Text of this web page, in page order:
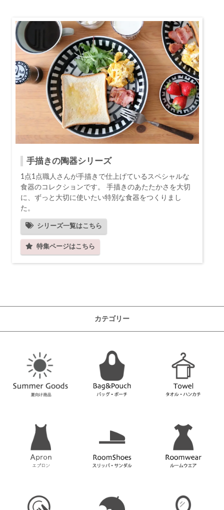
手描きの陶器シリーズ
1点1点職人さんが手描きで仕上げているスペシャルな
食器のコレクションです。 手描きのあたたかさを大切
に、ずっと大切に使いたい特別な食器をつくりまし
た。
シリーズ一覧はこちら
特集ページはこちら
カテゴリー